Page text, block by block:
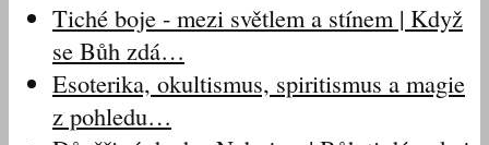
Tiché boje - mezi světlem a stínem | Když
se Bůh zdá…
Esoterika, okultismus, spiritismus a magie
z pohledu…